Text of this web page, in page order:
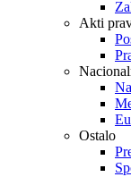
Akti
Ostalo